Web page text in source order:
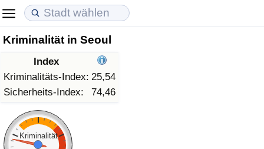
Kriminalität in Seoul
Index
Kriminalitäts-Index: 25,54
Sicherheits-Index:
74,46
Kriminalität
Lebenshaltungskosten
Lebenshaltungskosten-Index (aktuell)
Lebenshaltungskosten-Index
Lebenshaltungskosten-Index nach Land
Immobilienpreise
Immobilienpreis-Index (aktuell)
Immobilienpreis-Index
Immobilienpreis-Index nach Land
Lebensqualität
Lebensqualität-Index
Lebensqualität-Index (aktuell)
Lebensqualitätsindex nach Land